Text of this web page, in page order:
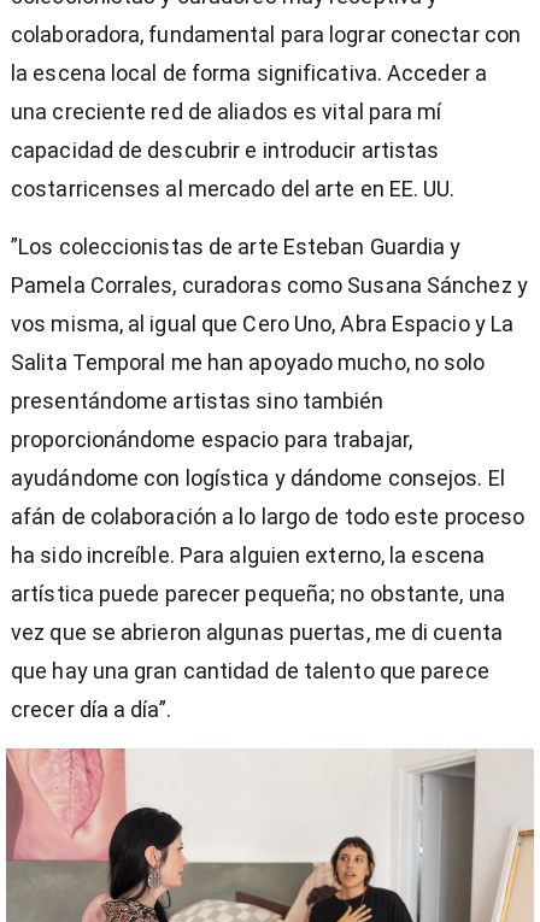
colaboradora, fundamental para lograr conectar con
la escena local de forma significativa. Acceder a
una creciente red de aliados es vital para mí
capacidad de descubrir e introducir artistas
costarricenses al mercado del arte en EE. UU.
”Los coleccionistas de arte Esteban Guardia y
Pamela Corrales, curadoras como Susana Sánchez y
vos misma, al igual que Cero Uno, Abra Espacio y La
Salita Temporal me han apoyado mucho, no solo
presentándome artistas sino también
proporcionándome espacio para trabajar,
ayudándome con logística y dándome consejos. El
afán de colaboración a lo largo de todo este proceso
ha sido increíble. Para alguien externo, la escena
artística puede parecer pequeña; no obstante, una
vez que se abrieron algunas puertas, me di cuenta
que hay una gran cantidad de talento que parece
crecer día a día”.